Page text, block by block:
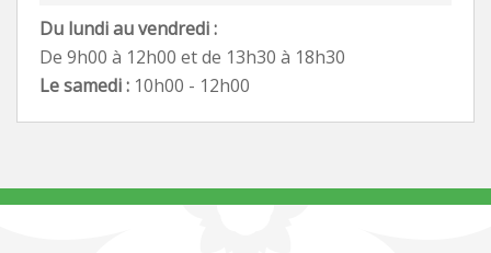
Du lundi au vendredi :
De 9h00 à 12h00 et de 13h30 à 18h30
Le samedi : 10h00 - 12h00